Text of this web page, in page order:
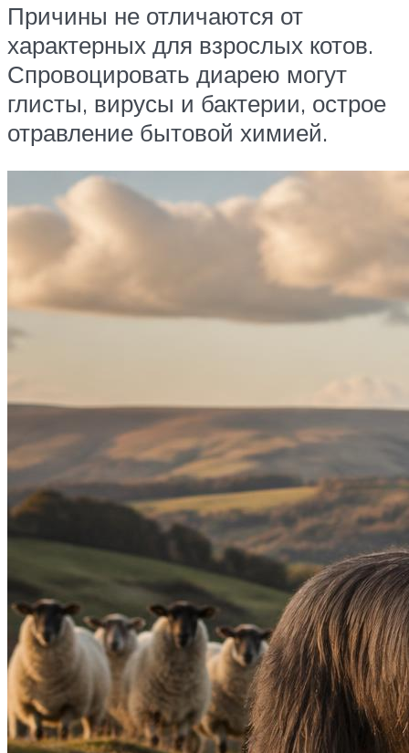
Причины не отличаются от
характерных для взрослых котов.
Спровоцировать диарею могут
глисты, вирусы и бактерии, острое
отравление бытовой химией.